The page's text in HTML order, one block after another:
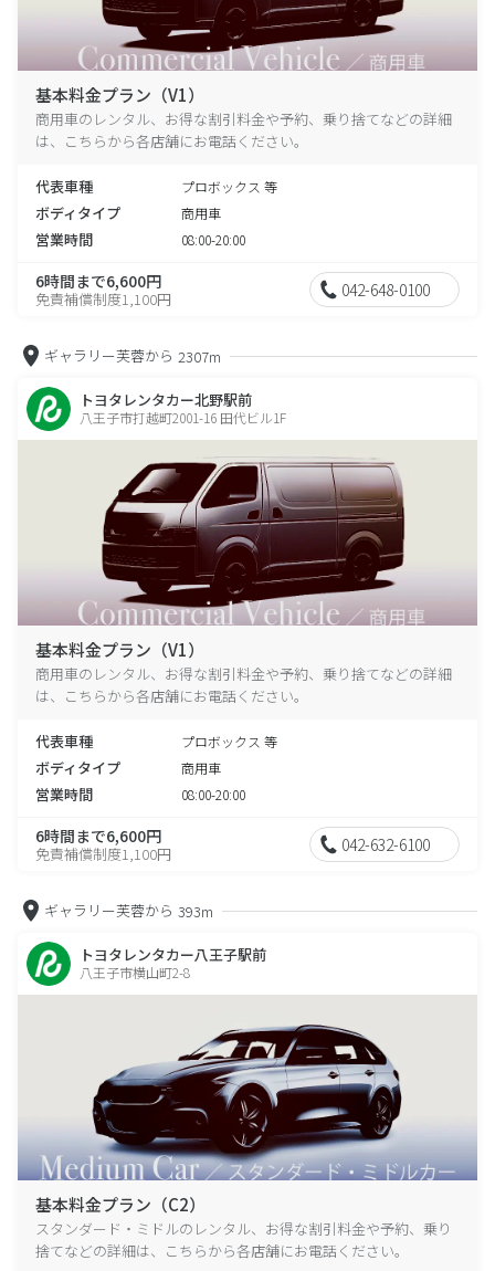
基本料金プラン（V1）
商用車のレンタル、お得な割引料金や予約、乗り捨てなどの詳細
は、こちらから各店舗にお電話ください。
代表車種 プロボックス 等
ボディタイプ 商用車
営業時間 08:00-20:00
6時間まで6,600円
免責補償制度1,100円 042-648-0100
ギャラリー芙蓉から 2307m
トヨタレンタカー北野駅前
八王子市打越町2001-16 田代ビル1F
基本料金プラン（V1）
商用車のレンタル、お得な割引料金や予約、乗り捨てなどの詳細
は、こちらから各店舗にお電話ください。
代表車種 プロボックス 等
ボディタイプ 商用車
営業時間 08:00-20:00
6時間まで6,600円
免責補償制度1,100円 042-632-6100
ギャラリー芙蓉から 393m
トヨタレンタカー八王子駅前
八王子市横山町2-8
基本料金プラン（C2）
スタンダード・ミドルのレンタル、お得な割引料金や予約、乗り
捨てなどの詳細は、こちらから各店舗にお電話ください。